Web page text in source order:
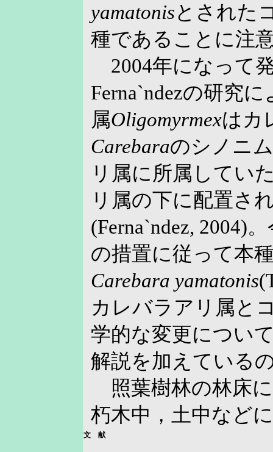
yamatonisとされた
種であることに注
2004年になって
Ferna`ndezの研究
属Oligomyrmexはカ
Carebaraのシノニ
リ属に所属してい
リ属の下に配置さ
(Ferna`ndez, 2004)
の措置に従って本
Carebara yamatonis
カレバラアリ属と
学的な変更につい
解説を加えている
照葉樹林の林床
朽木中，土中など
文 献